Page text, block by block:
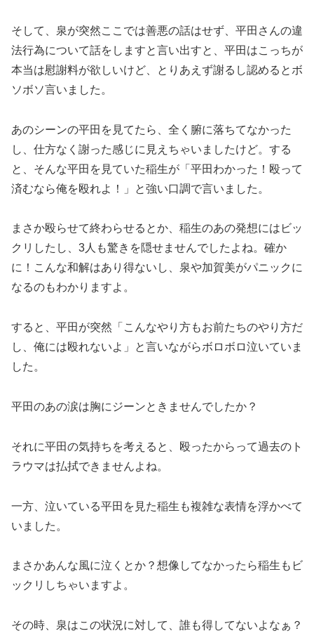
そして、泉が突然ここでは善悪の話はせず、平田さんの違
法行為について話をしますと言い出すと、平田はこっちが
本当は慰謝料が欲しいけど、とりあえず謝るし認めるとボ
ソボソ言いました。
あのシーンの平田を見てたら、全く腑に落ちてなかった
し、仕方なく謝った感じに見えちゃいましたけど。する
と、そんな平田を見ていた稲生が「平田わかった！殴って
済むなら俺を殴れよ！」と強い口調で言いました。
まさか殴らせて終わらせるとか、稲生のあの発想にはビッ
クリしたし、3人も驚きを隠せませんでしたよね。確か
に！こんな和解はあり得ないし、泉や加賀美がパニックに
なるのもわかりますよ。
すると、平田が突然「こんなやり方もお前たちのやり方だ
し、俺には殴れないよ」と言いながらボロボロ泣いていま
した。
平田のあの涙は胸にジーンときませんでしたか？
それに平田の気持ちを考えると、殴ったからって過去のト
ラウマは払拭できませんよね。
一方、泣いている平田を見た稲生も複雑な表情を浮かべて
いました。
まさかあんな風に泣くとか？想像してなかったら稲生もビ
ックリしちゃいますよ。
その時、泉はこの状況に対して、誰も得してないよなぁ？